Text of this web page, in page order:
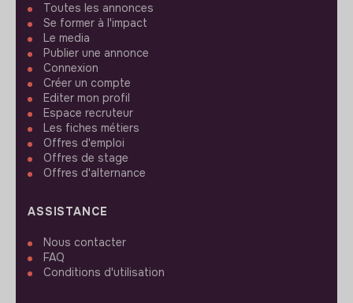
Toutes les annonces
Se former à l'impact
Le media
Publier une annonce
Connexion
Créer un compte
Editer mon profil
Espace recruteur
Les fiches métiers
Offres d'emploi
Offres de stage
Offres d'alternance
ASSISTANCE
Nous contacter
FAQ
Conditions d'utilisation